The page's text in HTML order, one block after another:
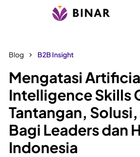
Blog B2B Insight
Mengatasi
Intelligence Skills
Tantangan,
Bagi Leaders dan
Indonesia